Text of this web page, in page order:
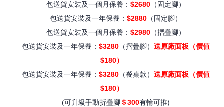
包送貨安裝及一個月保養： $2680（固定腳）
包送貨安裝及一年保養： $2880（固定腳）
包送貨安裝及一個月保養： $2980（摺疊腳）
包送貨安裝及一年保養： $3280（摺疊腳） 送原廠面板（價值
$180）
包送貨安裝及一年保養： $3280（餐桌款） 送原廠面板（價值
$180）
(可升級手動折疊腳＄300有輪可推)